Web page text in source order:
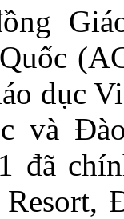
dục
và
đã
Resort,